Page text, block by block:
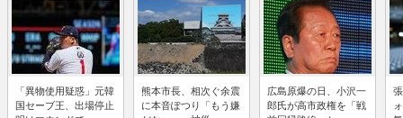
「異物使用疑惑」元韓
国セーブ王、出場停止
熊本市長、相次ぐ余震
に本音ぽつり「もう嫌
広島原爆の日、小沢一
郎氏が高市政権を「戦